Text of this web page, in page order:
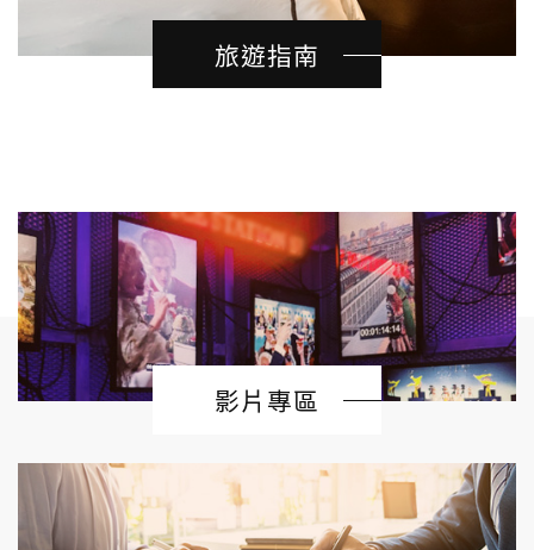
旅遊指南
影片專區